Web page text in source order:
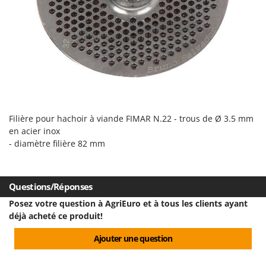
Désherbeurs thermiques et mécaniques
Déshumidificateurs
Draineuses
Échelles en aluminium
Effeuilleuses pour olives
Égreneuses à maïs
Électropompes pour la maison et le jardin
Enfouisseurs de pierres
Enrouleurs de filets pour olives
Épareuses pour tracteur
Bosch
Brumi
BullMach
Campagnola
Campingaz
Ceccato Olindo
Char-Broil
Classe
Filière pour hachoir à viande FIMAR N.22 - trous de Ø 3.5 mm
en acier inox
- diamètre filière 82 mm
Questions/Réponses
Posez votre question à AgriEuro et à tous les clients ayant
déjà acheté ce produit!
Ajouter une question